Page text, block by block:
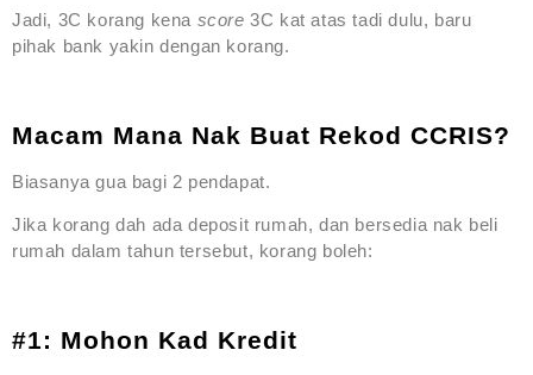
Jadi, 3C korang kena score3C kat atas tadi dulu, baru
pihak bank yakin dengan korang.
Macam Mana Nak Buat Rekod CCRIS?
Biasanya gua bagi 2 pendapat.
Jika korang dah ada deposit rumah, dan bersedia nak beli
rumah dalam tahun tersebut, korang boleh:
#1: Mohon Kad Kredit